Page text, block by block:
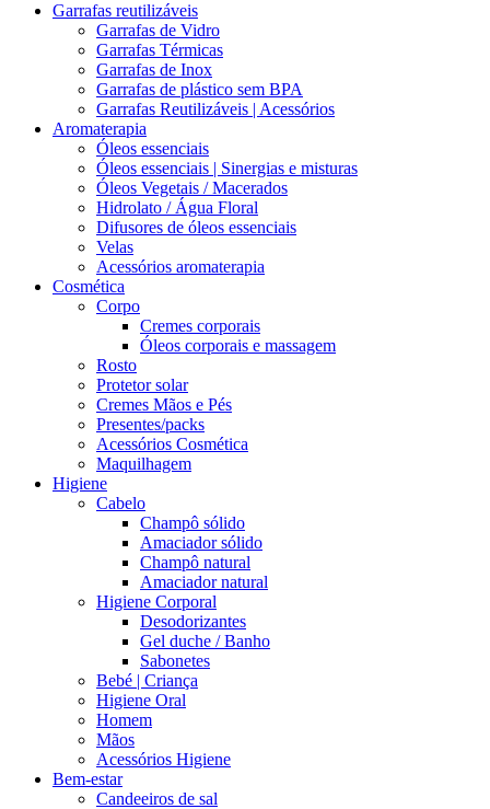
Garrafas reutilizáveis
Garrafas de Vidro
Garrafas Térmicas
Garrafas de Inox
Garrafas de plástico sem BPA
Garrafas Reutilizáveis | Acessórios
Aromaterapia
Óleos essenciais
Óleos essenciais | Sinergias e misturas
Óleos Vegetais / Macerados
Hidrolato / Água Floral
Difusores de óleos essenciais
Velas
Acessórios aromaterapia
Cosmética
Corpo
Cremes corporais
Óleos corporais e massagem
Rosto
Protetor solar
Cremes Mãos e Pés
Presentes/packs
Acessórios Cosmética
Maquilhagem
Higiene
Cabelo
Champô sólido
Amaciador sólido
Champô natural
Amaciador natural
Higiene Corporal
Desodorizantes
Gel duche / Banho
Sabonetes
Bebé | Criança
Higiene Oral
Homem
Mãos
Acessórios Higiene
Bem-estar
Candeeiros de sal